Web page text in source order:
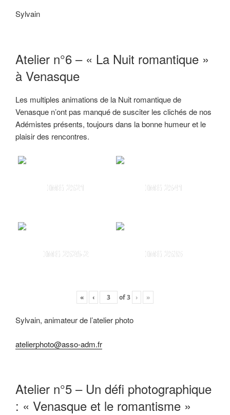
Sylvain
Atelier n°6 – « La Nuit romantique »
à Venasque
Les multiples animations de la Nuit romantique de
Venasque n’ont pas manqué de susciter les clichés de nos
Adémistes présents, toujours dans la bonne humeur et le
plaisir des rencontres.
IMG 2521 IMG 2541
IMG 2526-2 IMG 2535
« ‹ of3 › »
Sylvain, animateur de l’atelier photo
atelierphoto@asso-adm.fr
Atelier n°5 – Un défi photographique
: « Venasque et le romantisme »